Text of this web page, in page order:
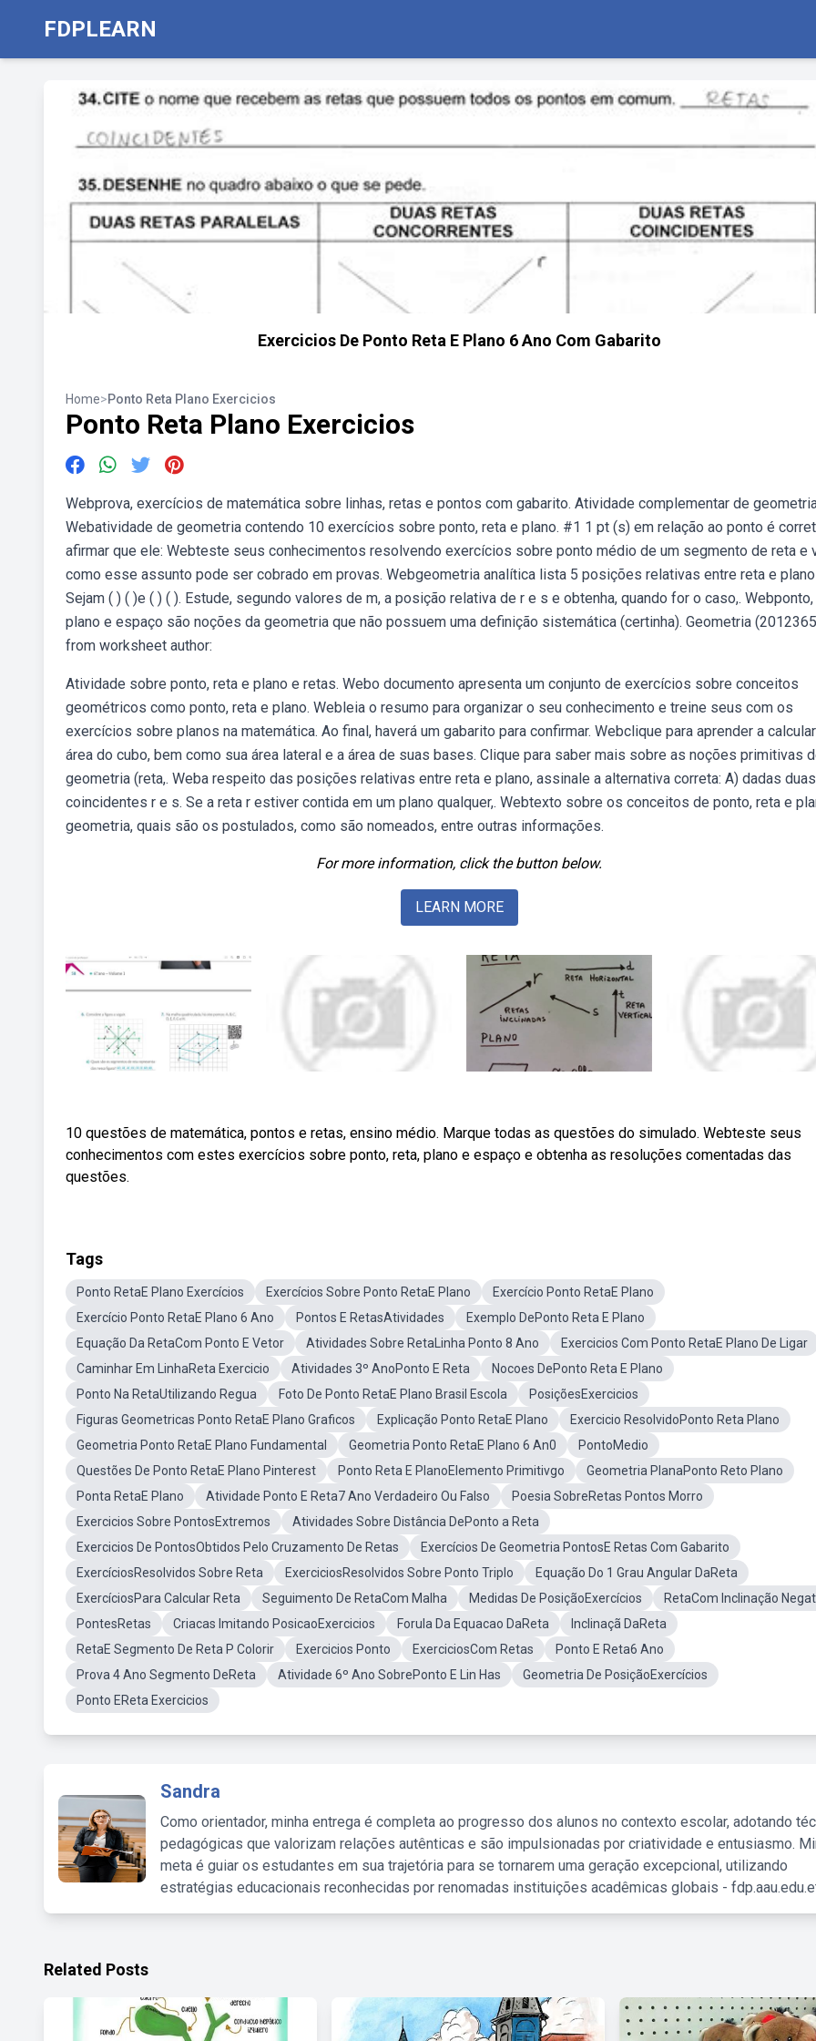
FDPLEARN
Exercicios De Ponto Reta E Plano 6 Ano Com Gabarito
Home>Ponto Reta Plano Exercicios
Ponto Reta Plano Exercicios
Webprova, exercícios de matemática sobre linhas, retas e pontos com gabarito. Atividade complementar de
Webatividade de geometria contendo 10 exercícios sobre ponto, reta e plano. #1 1 pt (s) em relação ao ponto é
afirmar que ele: Webteste seus conhecimentos resolvendo exercícios sobre ponto médio de um segmento de reta e
como esse assunto pode ser cobrado em provas. Webgeometria analítica lista 5 posições relativas entre reta e
Sejam ( ) ( )e ( ) ( ). Estude, segundo valores de m, a posição relativa de r e s e obtenha, quando for o caso,. Webponto,
plano e espaço são noções da geometria que não possuem uma definição sistemática (certinha). Geometria
from worksheet author:
Atividade sobre ponto, reta e plano e retas. Webo documento apresenta um conjunto de exercícios sobre conceitos
geométricos como ponto, reta e plano. Webleia o resumo para organizar o seu conhecimento e treine seus com os
exercícios sobre planos na matemática. Ao final, haverá um gabarito para confirmar. Webclique para aprender a
área do cubo, bem como sua área lateral e a área de suas bases. Clique para saber mais sobre as noções primitivas
geometria (reta,. Weba respeito das posições relativas entre reta e plano, assinale a alternativa correta: A) dadas
coincidentes r e s. Se a reta r estiver contida em um plano qualquer,. Webtexto sobre os conceitos de ponto, reta e
geometria, quais são os postulados, como são nomeados, entre outras informações.
For more information, click the button below.
LEARN MORE
10 questões de matemática, pontos e retas, ensino médio. Marque todas as questões do simulado. Webteste seus
conhecimentos com estes exercícios sobre ponto, reta, plano e espaço e obtenha as resoluções comentadas das
questões.
Tags
Ponto RetaE Plano Exercícios Exercícios Sobre Ponto RetaE Plano
Exercício Ponto RetaE Plano
Exercício Ponto RetaE Plano 6 Ano
Pontos E RetasAtividades
Exemplo DePonto Reta E Plano
Equação Da RetaCom Ponto E Vetor
Atividades Sobre RetaLinha Ponto 8 Ano
Exercicios Com Ponto RetaE Plano De Ligar
Caminhar Em LinhaReta Exercicio
Atividades 3º AnoPonto E Reta
Nocoes DePonto Reta E Plano
Ponto Na RetaUtilizando Regua
Foto De Ponto RetaE Plano Brasil Escola
PosiçõesExercicios
Figuras Geometricas Ponto RetaE Plano Graficos
Explicação Ponto RetaE Plano
Exercicio ResolvidoPonto Reta Plano
Geometria Ponto RetaE Plano Fundamental
Geometria Ponto RetaE Plano 6 An0
PontoMedio
Questões De Ponto RetaE Plano Pinterest
Ponto Reta E PlanoElemento Primitivgo
Geometria PlanaPonto Reto Plano
Ponta RetaE Plano
Atividade Ponto E Reta7 Ano Verdadeiro Ou Falso
Poesia SobreRetas Pontos Morro
Exercicios Sobre PontosExtremos
Atividades Sobre Distância DePonto a Reta
Exercicios De PontosObtidos Pelo Cruzamento De Retas
Exercícios De Geometria PontosE Retas Com Gabarito
ExercíciosResolvidos Sobre Reta
ExerciciosResolvidos Sobre Ponto Triplo
Equação Do 1 Grau Angular DaReta
ExercíciosPara Calcular Reta
Seguimento De RetaCom Malha Medidas De PosiçãoExercícios
RetaCom Inclinação
PontesRetas
Criacas Imitando PosicaoExercicios Forula Da Equacao DaReta
Inclinaçã DaReta
RetaE Segmento De Reta P Colorir
Exercicios Ponto ExerciciosCom Retas
Ponto E Reta6 Ano
Prova 4 Ano Segmento DeReta
Atividade 6º Ano SobrePonto E Lin Has
Geometria De PosiçãoExercícios
Ponto EReta Exercicios
Sandra
Como orientador, minha entrega é completa ao progresso dos alunos no contexto escolar, adotando
pedagógicas que valorizam relações autênticas e são impulsionadas por criatividade e entusiasmo.
meta é guiar os estudantes em sua trajetória para se tornarem uma geração excepcional, utilizando
estratégias educacionais reconhecidas por renomadas instituições acadêmicas globais -
Related Posts